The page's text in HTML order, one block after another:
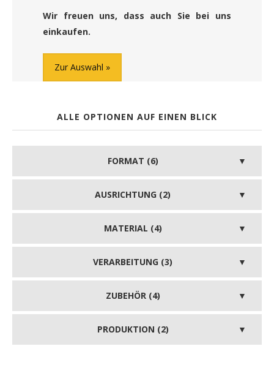
Wir freuen uns, dass auch Sie bei uns
einkaufen.
Zur Auswahl
ALLE OPTIONEN AUF EINEN BLICK
FORMAT (6)
AUSRICHTUNG (2)
MATERIAL (4)
VERARBEITUNG (3)
ZUBEHÖR (4)
PRODUKTION (2)